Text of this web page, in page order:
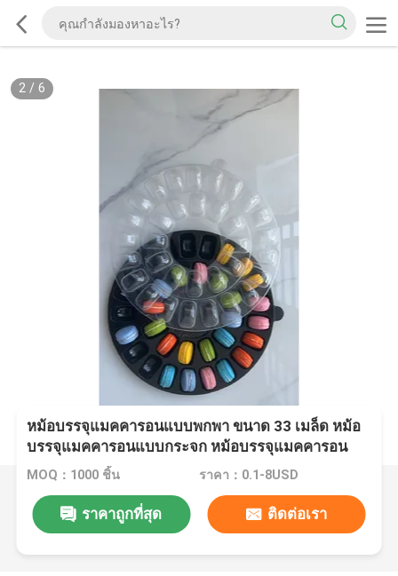
2/ 6
หม้อบรรจุแมคคารอนแบบพกพา ขนาด 33 เมล็ด หม้อ
บรรจุแมคคารอนแบบกระจก หม้อบรรจุแมคคารอน
แบบกระจก หม้อบรรจุแมคคารอนแบบกระจก หม้อ
MOQ：1000 ชิ้น ราคา：0.1-8USD
ราคาถูกที่สุด ติดต่อเรา